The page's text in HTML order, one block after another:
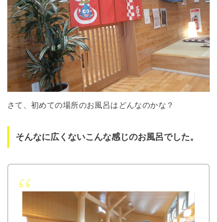
さて、初めての場所のお風呂はどんなのかな？
そんなに広くないこんな感じのお風呂でした。